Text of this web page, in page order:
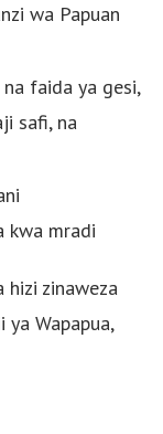
wa Papuan
faida ya gesi,
safi, na
kwa mradi
hizi zinaweza
Wapapua,